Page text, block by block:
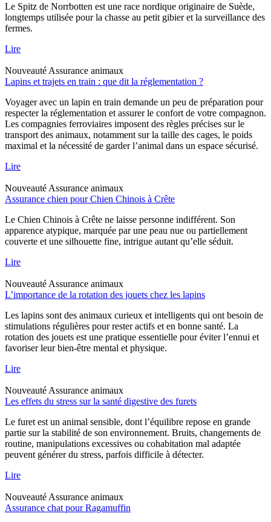
Le Spitz de Norrbotten est une race nordique originaire de Suède,
longtemps utilisée pour la chasse au petit gibier et la surveillance des
fermes.
Lire
Nouveauté Assurance animaux
Lapins et trajets en train : que dit la réglementation ?
Voyager avec un lapin en train demande un peu de préparation pour
respecter la réglementation et assurer le confort de votre compagnon.
Les compagnies ferroviaires imposent des règles précises sur le
transport des animaux, notamment sur la taille des cages, le poids
maximal et la nécessité de garder l’animal dans un espace sécurisé.
Lire
Nouveauté Assurance animaux
Assurance chien pour Chien Chinois à Crête
Le Chien Chinois à Crête ne laisse personne indifférent. Son
apparence atypique, marquée par une peau nue ou partiellement
couverte et une silhouette fine, intrigue autant qu’elle séduit.
Lire
Nouveauté Assurance animaux
L’importance de la rotation des jouets chez les lapins
Les lapins sont des animaux curieux et intelligents qui ont besoin de
stimulations régulières pour rester actifs et en bonne santé. La
rotation des jouets est une pratique essentielle pour éviter l’ennui et
favoriser leur bien-être mental et physique.
Lire
Nouveauté Assurance animaux
Les effets du stress sur la santé digestive des furets
Le furet est un animal sensible, dont l’équilibre repose en grande
partie sur la stabilité de son environnement. Bruits, changements de
routine, manipulations excessives ou cohabitation mal adaptée
peuvent générer du stress, parfois difficile à détecter.
Lire
Nouveauté Assurance animaux
Assurance chat pour Ragamuffin